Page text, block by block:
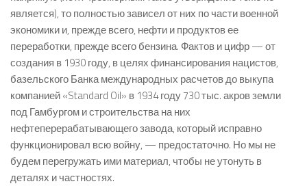
является), то полностью зависел от них по части военной
экономики и, прежде всего, нефти и продуктов ее
переработки, прежде всего бензина. Фактов и цифр — от
создания в 1930 году, в целях финансирования нацистов,
базельского Банка международных расчетов до выкупа
компанией «Standard Oil» в 1934 году 730 тыс. акров земли
под Гамбургом и строительства на них
нефтеперерабатывающего завода, который исправно
функционировал всю войну, — предостаточно. Но мы не
будем перегружать ими материал, чтобы не утонуть в
деталях и частностях.